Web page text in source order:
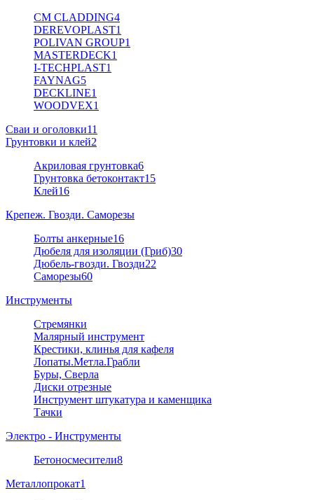
CM CLADDING4
DEREVOPLAST1
POLIVAN GROUP1
MASTERDECK1
I-TECHPLAST1
FAYNAG5
DECKLINE1
WOODVEX1
Сваи и оголовки11
Грунтовки и клей2
Акриловая грунтовка6
Грунтовка бетоконтакт15
Клей16
Крепеж. Гвозди. Саморезы
Болты анкерные16
Дюбеля для изоляции (Гриб)30
Дюбель-гвозди. Гвозди22
Саморезы60
Инструменты
Стремянки
Малярный инструмент
Крестики, клинья для кафеля
Лопаты.Метла.Грабли
Буры, Сверла
Диски отрезные
Инструмент штукатура и каменщика
Тачки
Электро - Инструменты
Бетоносмесители8
Металлопрокат1